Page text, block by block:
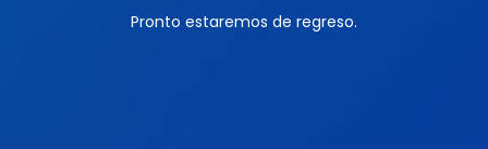
Pronto estaremos de regreso.